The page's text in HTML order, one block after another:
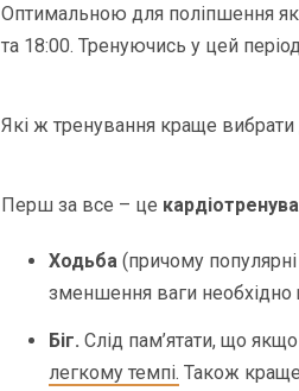
Оптимальною для поліпшення
та 18:00. Тренуючись у цей
Які ж тренування краще
Перш за все – це
Ходьба (причому
зменшення ваги необхідно
Біг. Слід пам’ятати, що
легкому темпі. Також краще